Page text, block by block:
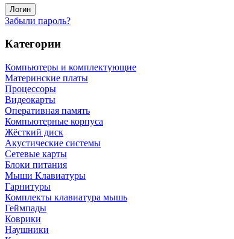
Забыли пароль?
Категории
Компьютеры и комплектующие
Материнские платы
Процессоры
Видеокарты
Оперативная память
Компьютерные корпуса
Жёсткий диск
Акустические системы
Сетевые карты
Блоки питания
Мыши Клавиатуры
Гарнитуры
Комплекты клавиатура мышь
Геймпады
Коврики
Наушники